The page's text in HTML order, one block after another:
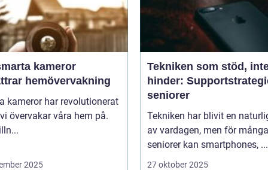
kameror
hemövervakning
kameror har revolutionerat
övervakar våra hem på.
2025
Tekniken som stöd,
hinder:
seniorer
Tekniken har blivit en
av vardagen, men för många
seniorer kan smartphones, ...
27 oktober 2025